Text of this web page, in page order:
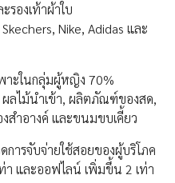
รองเท้าผ้าใบ
Nike, Adidas และ
าะในกลุ่มผู้หญิง 70%
ลไม้นำเข้า, ผลิตภัณฑ์ของสด,
สำอางค์ และขนมขบเคี้ยว
ารจับจ่ายใช้สอยของผู้บริโภค
า และออฟไลน์ เพิ่มขึ้น 2 เท่า